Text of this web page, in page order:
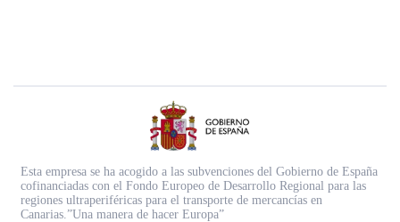
Esta empresa se ha acogido a las subvenciones del Gobierno de España
cofinanciadas con el Fondo Europeo de Desarrollo Regional para las
regiones ultraperiféricas para el transporte de mercancías en
Canarias.”Una manera de hacer Europa”